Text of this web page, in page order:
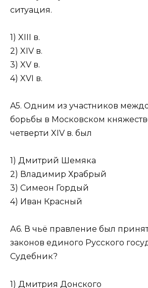
ситуация.
1) XIII в.
2) XIV в.
3) XV в.
4) XVI в.
A5. Одним из участников
борьбы в Московском
четверти XIV в. был
1) Дмитрий Шемяка
2) Владимир Храбрый
3) Симеон Гордый
4) Иван Красный
А6. В чьё правление был
законов единого Русско­го
Судебник?
1) Дмитрия Донского